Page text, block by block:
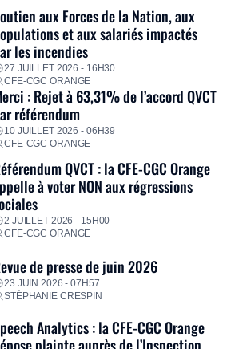
sociale, le Groupe mobilise
afin de proposer un diagnostic
financières pour faire face aux
[…]
aux Forces de la Nation, aux
et aux salariés impactés
les incendies
27 JUILLET 2026 - 16H30
CFE-CGC ORANGE
: Rejet à 63,31% de l’accord QVCT
référendum
10 JUILLET 2026 - 06H39
CFE-CGC ORANGE
QVCT : la CFE-CGC Orange
à voter NON aux régressions
2 JUILLET 2026 - 15H00
CFE-CGC ORANGE
de presse de juin 2026
23 JUIN 2026 - 07H57
STÉPHANIE CRESPIN
Analytics : la CFE-CGC Orange
plainte auprès de l’Inspection